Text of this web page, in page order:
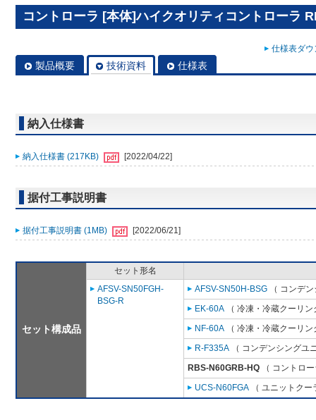
コントローラ [本体]ハイクオリティコントローラ
仕様表ダ
製品概要 技術資料 仕様表
納入仕様書
納入仕様書 (217KB) [2022/04/22]
据付工事説明書
据付工事説明書 (1MB) [2022/06/21]
セット構成品
セット形名
AFSV-SN50FGH-
BSG-R
AFSV-SN50H-BSG （ コンデ
EK-60A （ 冷凍・冷蔵クーリ
NF-60A （ 冷凍・冷蔵クーリ
R-F335A （ コンデンシングユ
RBS-N60GRB-HQ （ コントロ
UCS-N60FGA （ ユニットク